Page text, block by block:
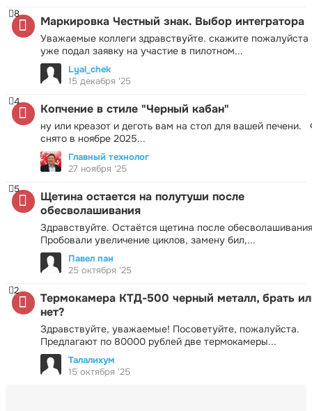
Маркировка Честный знак. Выбор интегратора
Уважаемые коллеги здравствуйте. скажите пожалуйста
уже подал заявку на участие в пилотном...
8
Lyal_chek
15 декабря '25
Копчение в стиле "Черный кабан"
ну или креазот и деготь вам на стол для вашей печени.
снято в ноябре 2025...
4
Главный технолог
27 ноября '25
Щетина остается на полутуши после
обесволашивания
Здравствуйте. Остаётся щетина после
Пробовали увеличение циклов, замену бил,...
5
Павел пан
25 октября '25
Термокамера КТД-500 черный металл, брать
нет?
Здравствуйте, уважаемые! Посоветуйте, пожалуйста.
Предлагают по 80000 рублей две термокамеры...
2
Талалихум
15 октября '25